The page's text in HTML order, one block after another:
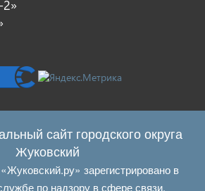
сайт городского округа
Жуковский
зарегистрировано в
по надзору в сфере связи,